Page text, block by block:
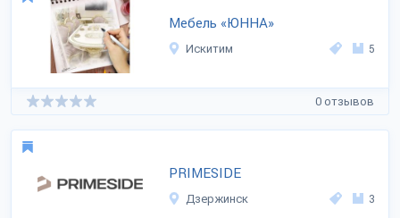
Мебель «ЮННА»
Искитим 5
0 отзывов
PRIMESIDE
Дзержинск 3